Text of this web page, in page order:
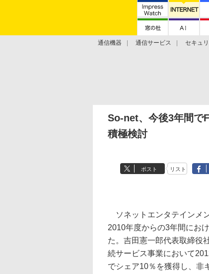
通信機器 通信サービス セキュ
So-net、今後3年間で
積極検討
ポスト リスト
ソネットエンタテインメ
2010年度からの3年間にお
た。吉田憲一郎代表取締役
続サービス事業において
でシェア10％を獲得し、非